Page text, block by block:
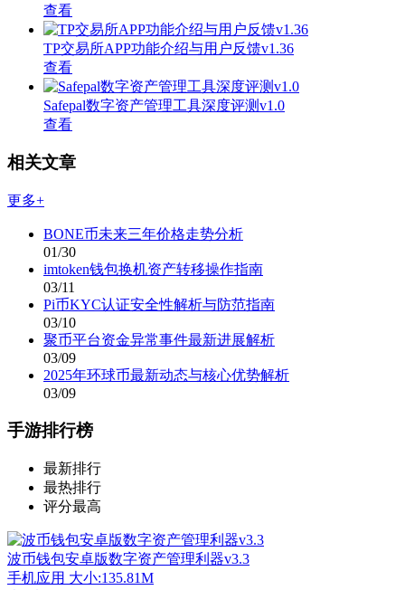
查看
TP交易所APP功能介绍与用户反馈v1.36
查看
Safepal数字资产管理工具深度评测v1.0
查看
相关文章
更多+
BONE币未来三年价格走势分析
01/30
imtoken钱包换机资产转移操作指南
03/11
Pi币KYC认证安全性解析与防范指南
03/10
聚币平台资金异常事件最新进展解析
03/09
2025年环球币最新动态与核心优势解析
03/09
手游排行榜
最新排行
最热排行
评分最高
波币钱包安卓版数字资产管理利器v3.3
手机应用 大小:135.81M